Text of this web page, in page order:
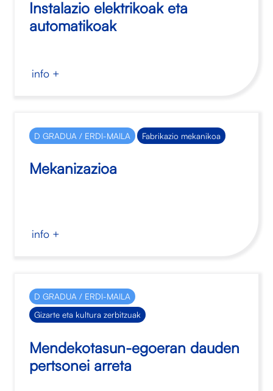
Instalazio elektrikoak eta
automatikoak
info +
D GRADUA / ERDI-MAILA Fabrikazio mekanikoa
Mekanizazioa
info +
D GRADUA / ERDI-MAILA
Gizarte eta kultura zerbitzuak
Mendekotasun-egoeran dauden
pertsonei arreta